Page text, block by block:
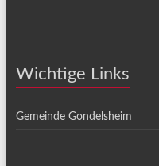
Wichtige Links
Gemeinde Gondelsheim